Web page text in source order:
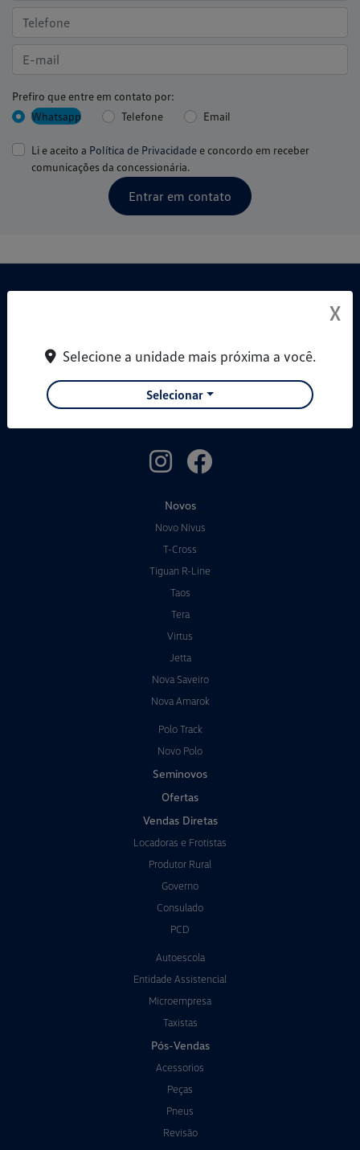
Prefiro que entre em contato por:
Whatsapp
Telefone Email
Li e aceito a Política de Privacidadee concordo em receber
comunicações da concessionária.
Entrar em contato
REVEMAR NORTE COMERCIO DE AUTOMOVEIS LTDA
CNPJ: 46.127.182/0001-67
Novos
Novo Nivus
T-Cross
Tiguan R-Line
Taos
Tera
Virtus
Jetta
Nova Saveiro
Nova Amarok
Polo Track
Novo Polo
Seminovos
Ofertas
Vendas Diretas
Locadoras e Frotistas
Produtor Rural
Governo
Consulado
PCD
Autoescola
Entidade Assistencial
Microempresa
Taxistas
Pós-Vendas
Acessorios
Peças
Pneus
Revisão
X
Selecione a unidade mais próxima a você.
Selecionar